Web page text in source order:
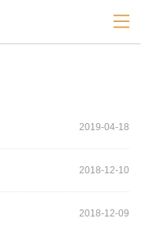
2019-04-18
2018-12-10
2018-12-09